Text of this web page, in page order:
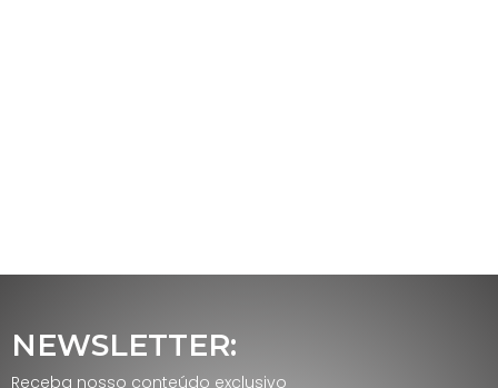
NEWSLETTER:
Receba nosso conteúdo exclusivo